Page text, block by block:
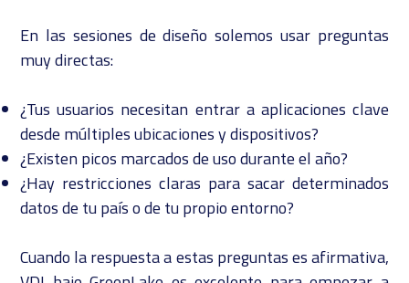
En las sesiones de diseño solemos usar preguntas
muy directas:
¿Tus usuarios necesitan entrar a aplicaciones clave
desde múltiples ubicaciones y dispositivos?
¿Existen picos marcados de uso durante el año?
¿Hay restricciones claras para sacar determinados
datos de tu país o de tu propio entorno?
Cuando la respuesta a estas preguntas es afirmativa,